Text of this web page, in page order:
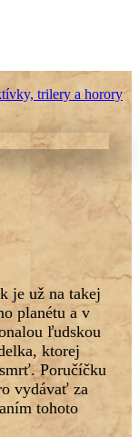
trilery a horory
je už na takej
planétu a v
ľudskou
ktorej
Poručíčku
vydávať za
tohoto